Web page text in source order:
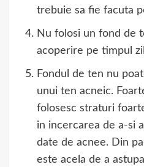
trebuie sa fie facuta
Nu folosi un fond de
acoperire pe timpul
Fondul de ten nu
unui ten acneic.
folosesc straturi
in incercarea de a-si
date de acnee. Din
este acela de a